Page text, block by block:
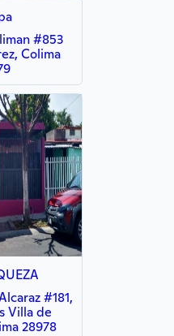
#853
Colima
#181,
Villa de
28978